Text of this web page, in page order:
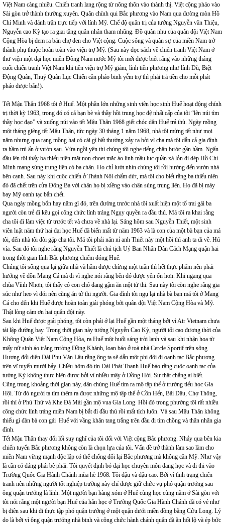
Việt Nam càng nhiều. Chiến tranh lang rộng từ nông thôn vào thành thị. Việt cộng pháo vào
Sài gòn trở thành thường xuyên. Quân chính qui Bắc phương vào Nam qua đường mòn Hồ
Chí Minh và đánh trận trực tiếp với lính Mỹ. Chế độ quân trị của tướng Nguyễn văn Thiệu,
Nguyễn cao Kỳ tạo ra giai tầng quân nhân tham nhũng. Đồ quân nhu của quân đội Việt Nam
Cộng Hòa bị đem ra bán chợ đen cho Việt cộng. Cuộc sống và quân sự của miền Nam trở
thành phụ thuộc hoàn toàn vào viện trợ Mỹ. (Sau này đọc sách về chiến tranh Việt Nam ở
thư viện một đại học miền Đông Nam nước Mỹ tôi mới được biết rằng vào những tháng
cuối chiến tranh Việt Nam khi tiền viện trợ Mỹ giảm, lính tiền phương như lính Dù, Biệt
Động Quân, Thuỷ Quân Lục Chiến cần pháo binh yễm trợ thì phải trả tiền cho mỗi phát
pháo được bắn!).
Tết Mậu Thân 1968 tôi ở Huế. Một phần lớn những sinh viên học sinh Huế hoạt động chính
trị thời kỳ 1963, trong đó có cả bạn bè và thầy hồi trung học đệ nhất cấp của tôi “lên núi tìm
thầy học đạo” và xuống núi vào tết Mậu Thân 1968 giết chóc dân Huế trả thù. Ngày mồng
một tháng giêng tết Mậu Thân, tức ngày 30 tháng 1 năm 1968, nhà tôi mừng tết như mọi
năm nhưng qua rạng mồng hai có cái gì bất thường xảy ra bởi vì cha má tôi dẫn cả gia đình
ra hầm trú ẩn ở vườn sau. Vừa ngồi yên thì chúng tôi nghe tiếng chân bước gần hầm. Ngẩn
đầu lên tôi thấy ba thiếu niên mặt non choẹt mặc áo lính mầu lục quần xà lỏn đi dép Hồ Chí
Minh mang súng trung liên có ba chân. Họ chỉ lướt nhìn chúng tôi rồi hướng đến vườn nhà
bên cạnh. Sau này khi cuộc chiến ở Thành Nội chấm dứt, má tôi cho biết rằng ba thiếu niên
đó đã chết trên cửa Đông Ba với chân họ bị xiềng vào chân súng trung liên. Họ đã bị máy
bay Mỹ oanh tạc bắn chết.
Qua ngày mồng bốn hay năm gì đó, trên đường trước nhà tôi xuất hiện một tổ trai gái ba
người còn trẻ đi kêu gọi công chức lính tráng Ngụy quyền ra đầu thú. Má tôi ra khai rằng
cha tôi đi làm việc từ trước tết và chưa về nhà lại. Sáng hôm sau Nguyễn Thiết, một sinh
viên luật năm thứ hai đại học Huế đã biến mất từ năm 1963 và là con của một bà bạn của má
tôi, đến nhà tôi đòi gặp cha tôi. Má tôi phải năn nỉ anh Thiết này một hồi thì anh ta đi về. Hú
vía. Sau đó tôi nghe rằng Nguyễn Thiết là chủ tịch Uỷ Ban Nhân Dân Cách Mạng quận hai
trong thời gian lính Bắc phương chiếm đóng Huế.
Chúng tôi sống qua lại giữa nhà và hầm được chừng một tuần thì hết thực phẩm nên phải
hướng về đồn Mang Cá mà đi vì nghe nói rằng bên đó được yên ổn hơn. Khi ngang qua
chùa Vĩnh Nhơn, tôi thấy có con chó đang gậm ăn một tử thi. Sau này tôi còn nghe rằng gia
súc như heo vì đói nên cũng ăn tử thi người. Gia đình tôi ngụ lại nhà bà bạn má tôi ở Mang
Cá cho đến khi Huế được hoàn toàn giải phóng bởi quân đội Việt Nam Cộng Hòa và Mỹ.
Thật lòng cám ơn hai quân đội này.
Sau khi Huế được giải phóng, tôi còn phải ở lại Huế gần một tháng bởi vì Air Vietnam chưa
tái lập đường bay. Trong thời gian này tướng Nguyễn Cao Kỳ, người tối cao đương thời của
Không Quân Việt Nam Cộng Hòa, ra Huế một buổi sáng trời lạnh và sau khi nhận hoa từ
mấy nữ sinh áo trắng trường Đồng Khánh, loan báo ở toà nhà Cercle Sportif trên sông
Hương đối diện Đài Phu Văn Lâu rằng ông ta sẽ dẫn một phi đội đi oanh tạc Bắc phương
trên vĩ tuyến mười bảy. Chiều hôm đó tin Đài Phát Thanh Huế báo rằng cuộc oanh tạc của
tướng Kỳ không thực hiện được bởi vì nhiều mây ở Đồng Hới. Sự thật chẳng ai biết.
Cũng trong khoảng thời gian này, dân chúng Huế tìm ra mộ tập thể ở trường tiểu học Gia
Hội. Từ đó người ta tìm thêm ra được những mộ tập thể ở Cồn Hến, Bãi Dâu, Chợ Thông,
rồi thì ở Phú Thứ và Khe Đá Mài gần mộ vua Gia Long. Hồi đó trong phường tôi rất nhiều
công chức lính tráng miền Nam bị bắt đi đầu thú rồi mất tích luôn. Và sau Mậu Thân không
thiếu gì đàn bà con gái Huế với vầng khăn tang trắng trên đầu đi tìm chồng và thân nhân gia
đình.
Tết Mậu Thân thay đổi lối suy nghĩ của tôi đối với Việt cộng Bắc phương. Nhảy qua bên kia
chiến tuyến Bắc phương không còn là chọn lựa của tôi. Vấn đề trở thành làm sao làm cho
miền Nam vững mạnh độc lập có thể chống đối lại Bắc phương mà không cần Mỹ. Như vậy
là cần có đảng phái bè phái. Tôi quyết định bỏ đại học chuyên môn đang học và đi thi vào
Trường Quốc Gia Hành Chánh mùa hè 1968. Tôi đậu và đậu cao. Bởi vì tình trạng chiến
tranh nên những người tốt nghiệp trường này chỉ được giữ chức vụ phó quận trưởng sau
ông quận trưởng là lính. Một người bạn hàng xóm ở Huế cùng học cùng năm ở Sài gòn với
tôi nói rằng một người bạn Huế của hắn học ở Trường Quốc Gia Hành Chánh đã có vẻ như
bị điên sau khi đi thực tập phó quận trưởng ở một quận dưới miền đồng bằng Cửu Long. Lý
do là bởi vì ông quận trưởng nhà binh và công chức hành chánh quận đã ăn hối lộ và ép bức